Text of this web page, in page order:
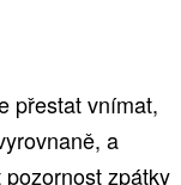
přestat vnímat,
a
zpátky